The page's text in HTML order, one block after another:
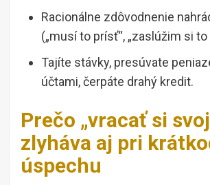
Racionálne zdôvodnenie
(„musí to prísť“, „zaslúžim si to
Tajíte stávky, presúvate
účtami, čerpáte drahý kredit.
Prečo „vracať si
zlyháva aj pri
úspechu